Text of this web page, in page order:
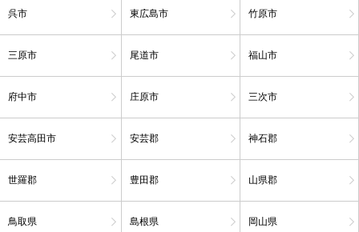
呉市 東広島市 竹原市
三原市 尾道市 福山市
府中市 庄原市 三次市
安芸高田市 安芸郡 神石郡
世羅郡 豊田郡 山県郡
鳥取県 島根県 岡山県